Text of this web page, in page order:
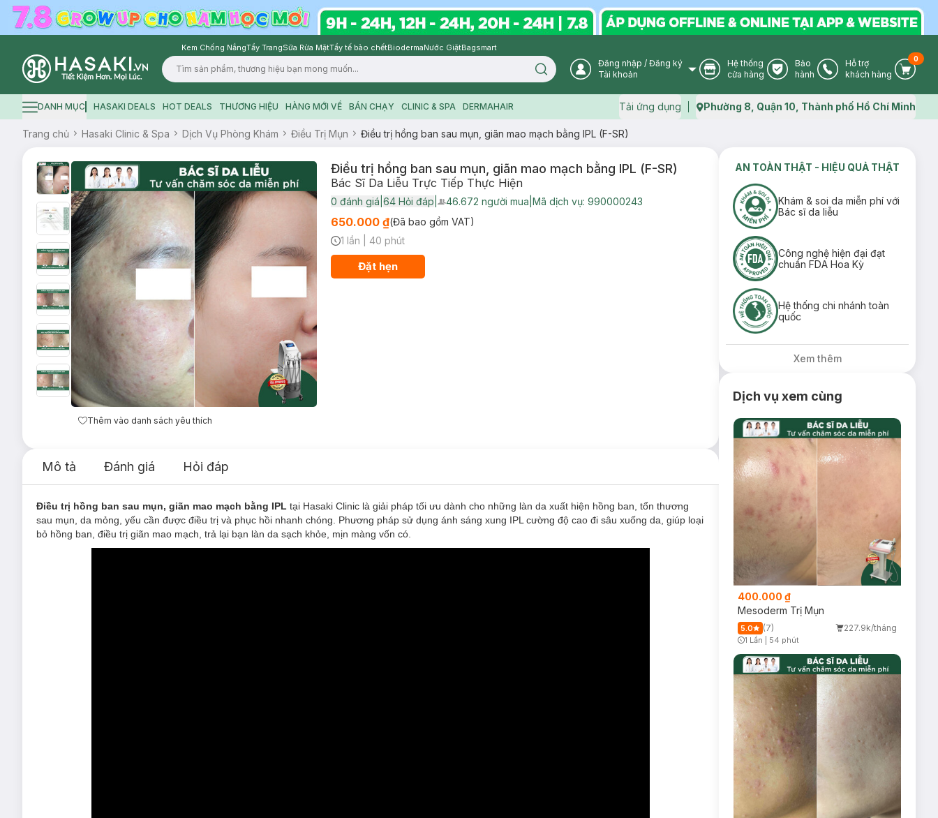
Kem Chống NắngTẩy TrangSữa Rửa MặtTẩy tế bào chếtBiodermaNước GiặtBagsmart
Logo
Search icon User Icon
Đăng nhập / Đăng ký
Tài khoản
Store Icon
Hệ thống
cửa hàng
Warranty Icon
Bảo
hành
Phone Icon
Hỗ trợ
khách hàng
Cart
0
Hamburger icon
DANH MỤC HASAKI DEALS HOT DEALS THƯƠNG HIỆU HÀNG MỚI VỀ BÁN CHẠY CLINIC & SPA DERMAHAIR Tải ứng dụng Map icon
Phường 8, Quận 10, Thành phố Hồ Chí Minh
Trang chủ Hasaki Clinic & Spa Dịch Vụ Phòng Khám Điều Trị Mụn Điều trị hồng ban sau mụn, giãn mao mạch bằng IPL (F-SR)
Thêm vào danh sách yêu thích
Điều trị hồng ban sau mụn, giãn mao mạch bằng IPL (F-SR)
Bác Sĩ Da Liễu Trực Tiếp Thực Hiện
0 đánh giá 64Hỏi đáp User Product Icon
46.672 người mua Mã dịch vụ: 990000243
650.000 ₫(Đã bao gồm VAT)
1 lần 40 phút
Đặt hẹn
Mô tả Đánh giá Hỏi đáp
Điều trị hồng ban sau mụn, giãn mao mạch bằng IPL tại Hasaki Clinic là giải pháp tối ưu dành cho những làn da xuất hiện hồng ban, tổn thương
sau mụn, da mỏng, yếu cần được điều trị và phục hồi nhanh chóng. Phương pháp sử dụng ánh sáng xung IPL cường độ cao đi sâu xuống da, giúp loại
bỏ hồng ban, điều trị giãn mao mạch, trả lại bạn làn da sạch khỏe, mịn màng vốn có.
AN TOÀN THẬT - HIỆU QUẢ THẬT
Khám & soi da miễn phí với
Bác sĩ da liễu
Công nghệ hiện đại đạt
chuẩn FDA Hoa Kỳ
Hệ thống chi nhánh toàn
quốc
Xem thêm
Dịch vụ xem cùng
400.000 ₫
Mesoderm Trị Mụn
5.0 (7) 227.9k/tháng
Timer Gray Icon
1 Lần 54 phút